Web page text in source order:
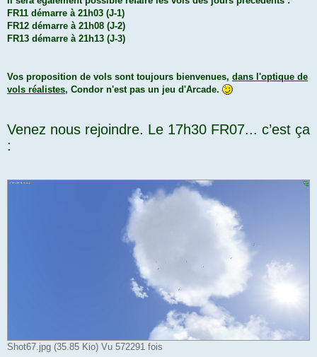
FR11 démarre à 21h03 (J-1)
FR12 démarre à 21h08 (J-2)
FR13 démarre à 21h13 (J-3)
Vos proposition de vols sont toujours bienvenues, dans l'optique de
vols réalistes, Condor n'est pas un jeu d'Arcade.
Venez nous rejoindre. Le 17h30 FR07... c’est ça
:
Shot67.jpg (35.85 Kio) Vu 572291 fois